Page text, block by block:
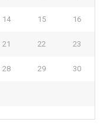
14 15 16
21 22 23
28 29 30